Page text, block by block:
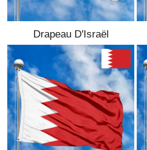
organisations
Drapeaux de la
communauté LGBT
Drapeaux historiques
Drapeaux ethniques
Drapeaux des États-
Drapeau D'Israël